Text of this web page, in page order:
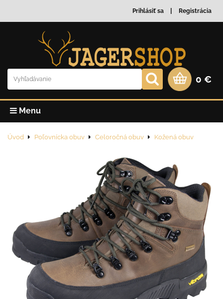
Prihlásiť sa Registrácia
0 €
Menu
Úvod Poľovnícka obuv Celoročná obuv Kožená obuv